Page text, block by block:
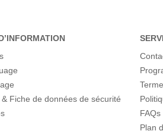
Fiche de données de sécurité
FAQs
Plan